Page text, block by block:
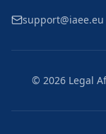
support@iaee.eu
© 2026 Legal